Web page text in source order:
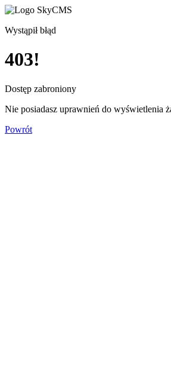
Wystąpił błąd
403!
Dostęp zabroniony
Nie posiadasz uprawnień do wyświetlenia
Powrót